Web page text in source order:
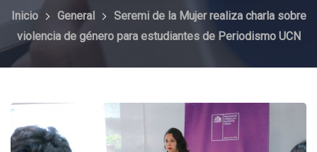
Inicio General
Seremi de la Mujer realiza charla sobre
violencia de género para estudiantes de Periodismo UCN